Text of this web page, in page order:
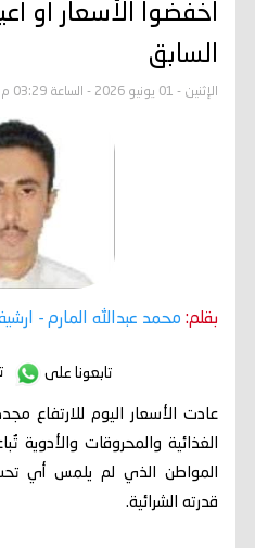
اخفضوا الأسعار أو
السابق
الإثنين - 01 يونيو 2026 - الساعة 03:29 م
بقلم: محمد عبدالله المارم -
تابعونا على
عادت الأسعار اليوم للارتفاع
الغذائية والمحروقات والأدوية
المواطن الذي لم يلمس أي
قدرته الشرائية.